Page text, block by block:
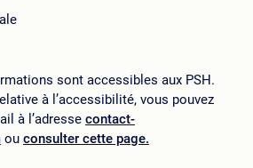
sont accessibles aux PSH.
à l’accessibilité, vous pouvez
à l’adresse contact-
ou consulter cette page.